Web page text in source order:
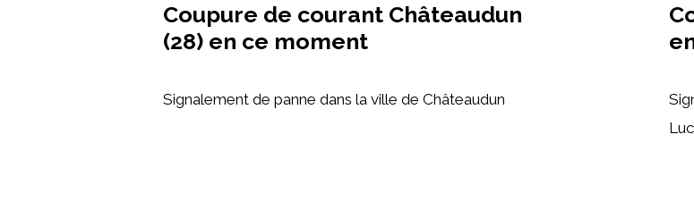
Coupure de courant Châteaudun
(28) en ce moment
Signalement de panne dans la ville de Châteaudun